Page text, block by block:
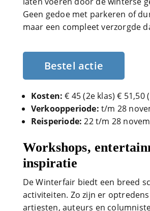
Geen gedoe met parkeren of
maar een compleet verzorgde
Bestel actie
Kosten:€ 45 (2e klas) € 51,50
Verkoopperiode: t/m 28
Reisperiode: 22 t/m 28
Workshops,
inspiratie
De Winterfair biedt een breed
activiteiten. Zo zijn er
artiesten, auteurs en